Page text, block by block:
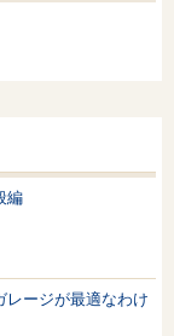
編
レージが最適なわけ